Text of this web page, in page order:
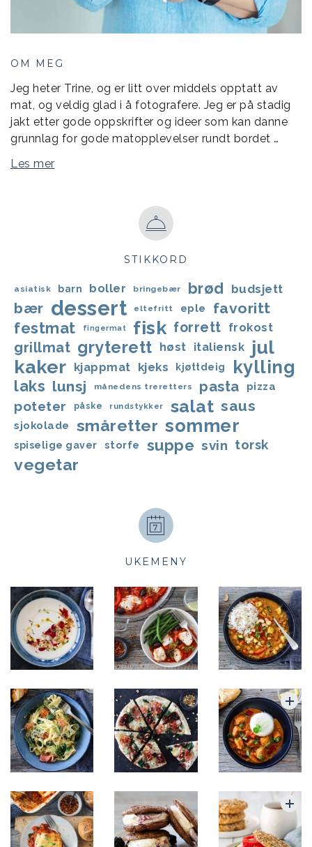
OM MEG
Jeg heter Trine, og er litt over middels opptatt av
mat, og veldig glad i å fotografere. Jeg er på stadig
jakt etter gode oppskrifter og ideer som kan danne
grunnlag for gode matopplevelser rundt bordet …
Les mer
STIKKORD
asiatisk barn boller bringebær brød budsjett
bær dessert eltefritt eple favoritt
festmat fingermat fisk forrett frokost
grillmat gryterett høst italiensk
jul
kaker kjappmat kjeks kjøttdeig kylling
laks lunsj månedens treretters pasta pizza
poteter påske rundstykker salat saus
sjokolade småretter sommer
spiselige gaver storfe suppe svin torsk
vegetar
UKEMENY